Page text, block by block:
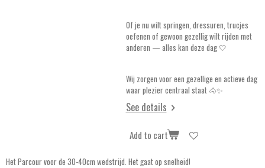
Of je nu wilt springen, dressuren, trucjes
oefenen of gewoon gezellig wilt rijden met
anderen — alles kan deze dag 🤍
Wij zorgen voor een gezellige en actieve dag
waar plezier centraal staat 🐴✨
See details
Add to cart
Het Parcour voor de 30-40cm wedstrijd. Het gaat op snelheid!